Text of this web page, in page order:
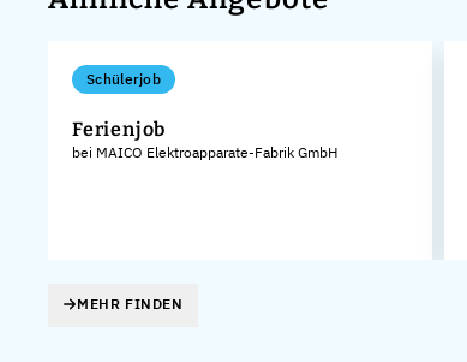
Schülerjob
Ferienjob
bei MAICO Elektroapparate-Fabrik GmbH
MEHR FINDEN